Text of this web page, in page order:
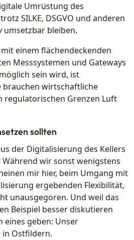
Umrüstung des
SILKE, DSGVO und anderen
umsetzbar bleiben.
einem flächendeckenden
Messsystemen und Gateways
sein wird, ist
brauchen wirtschaftliche
regulatorischen Grenzen Luft
sollten
der Digitalisierung des Kellers
wir sonst wenigstens
mir hier, beim Umgang mit
ergebenden Flexibilität,
unausgegoren. Und weil das
Beispiel besser diskutieren
eines geben: Unser
Ostfildern.